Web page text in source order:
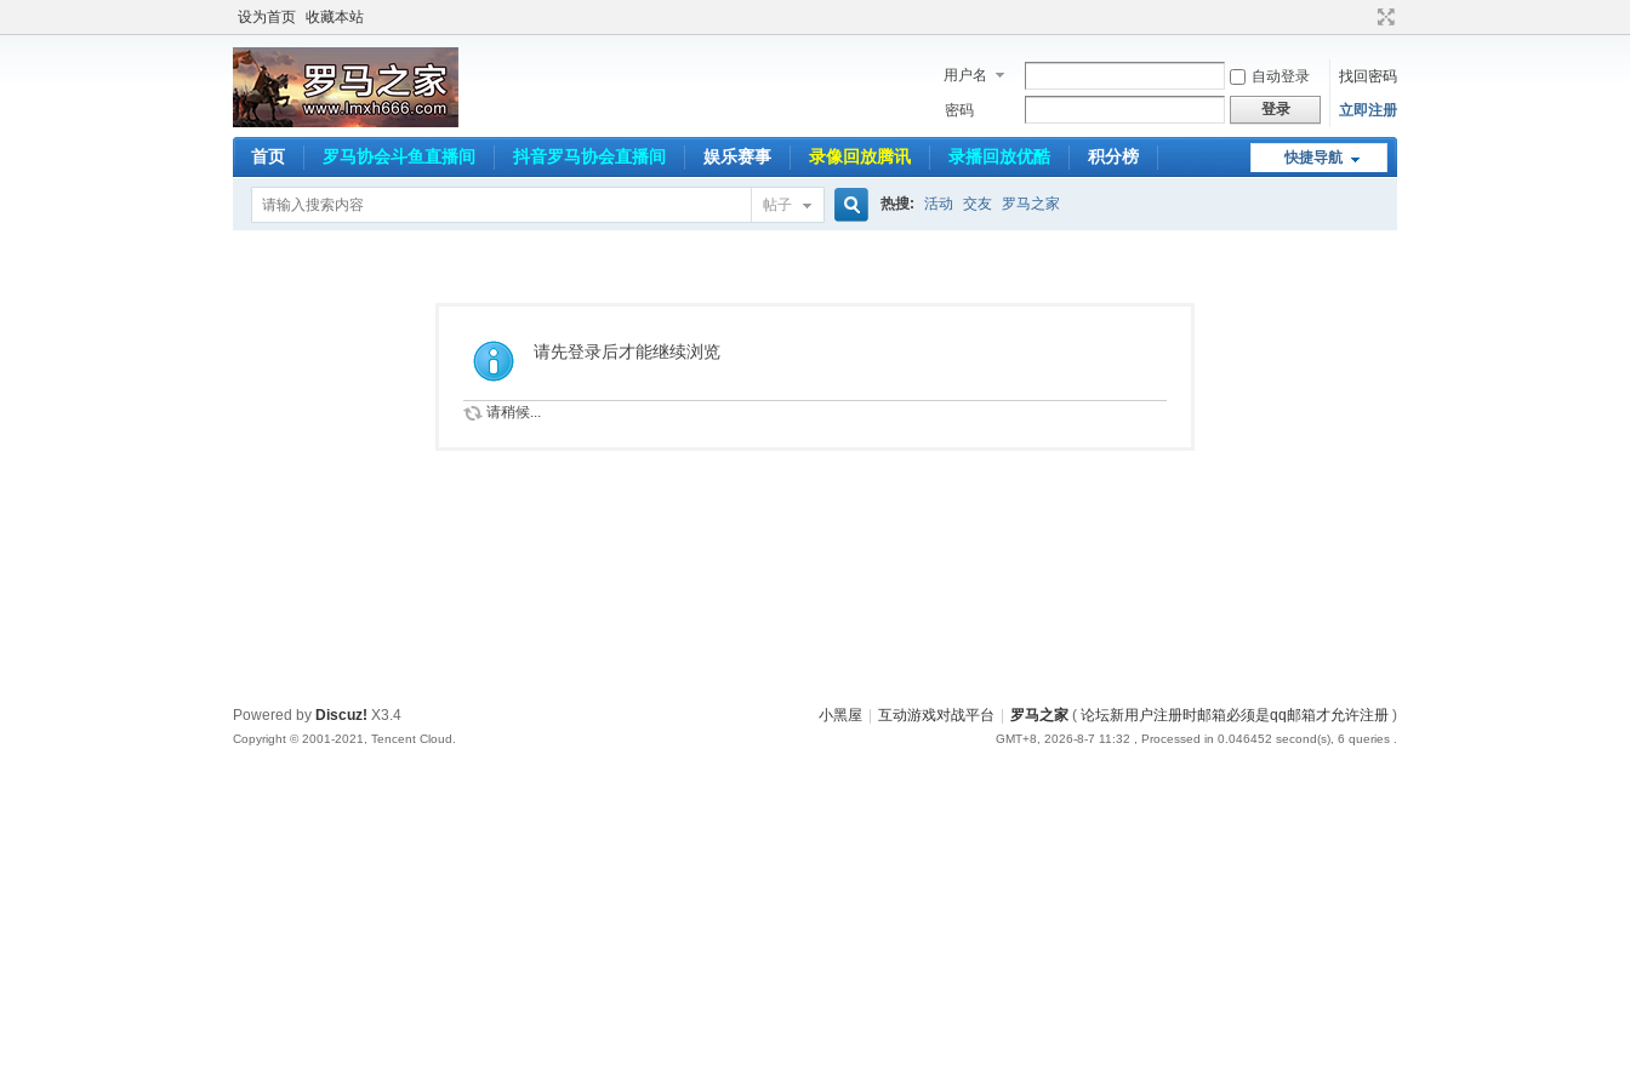
设为首页 收藏本站
用户名 自动登录
找回密码
密码
登录 立即注册
快捷导航
首页 罗马协会斗鱼直播间 抖音罗马协会直播间 娱乐赛事 录像回放腾讯 录播回放优酷 积分榜
帖子 热搜: 活动 交友 罗马之家
请先登录后才能继续浏览
请稍候...
小黑屋 互动游戏对战平台 罗马之家 ( 论坛新用户注册时邮箱必须是qq邮箱才允许注册 )
GMT+8, 2026-8-7 11:32 , Processed in 0.046452 second(s), 6 queries .
Powered by Discuz! X3.4
Copyright © 2001-2021, Tencent Cloud.